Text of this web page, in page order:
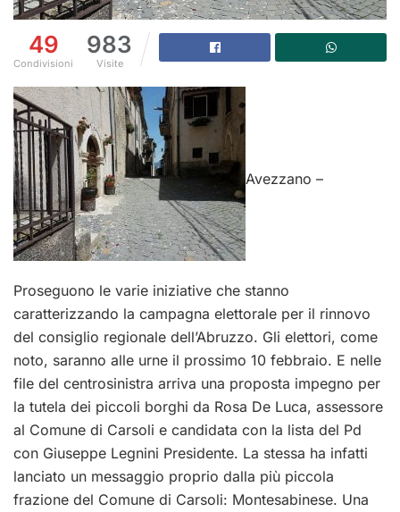
49
Condivisioni
983
Visite
Avezzano –
Proseguono le varie iniziative che stanno
caratterizzando la campagna elettorale per il rinnovo
del consiglio regionale dell’Abruzzo. Gli elettori, come
noto, saranno alle urne il prossimo 10 febbraio. E nelle
file del centrosinistra arriva una proposta impegno per
la tutela dei piccoli borghi da Rosa De Luca, assessore
al Comune di Carsoli e candidata con la lista del Pd
con Giuseppe Legnini Presidente. La stessa ha infatti
lanciato un messaggio proprio dalla più piccola
frazione del Comune di Carsoli: Montesabinese. Una